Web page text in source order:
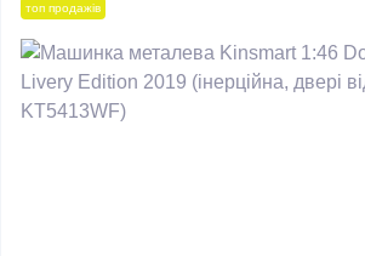
топ продажів